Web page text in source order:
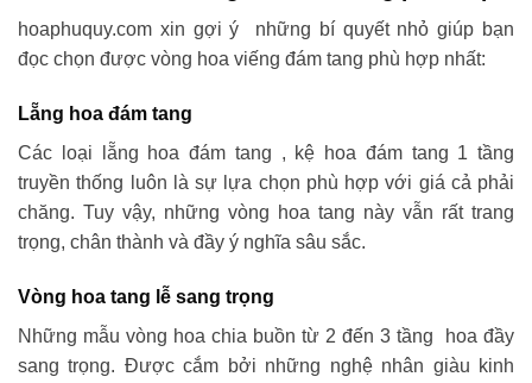
hoaphuquy.com xin gợi ý những bí quyết nhỏ giúp bạn
đọc chọn được vòng hoa viếng đám tang phù hợp nhất:
Lẵng hoa đám tang
Các loại lẵng hoa đám tang , kệ hoa đám tang 1 tầng
truyền thống luôn là sự lựa chọn phù hợp với giá cả phải
chăng. Tuy vậy, những vòng hoa tang này vẫn rất trang
trọng, chân thành và đầy ý nghĩa sâu sắc.
Vòng hoa tang lễ sang trọng
Những mẫu vòng hoa chia buồn từ 2 đến 3 tầng hoa đầy
sang trọng. Được cắm bởi những nghệ nhân giàu kinh